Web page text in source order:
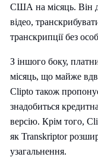
США на місяць. Він
відео,
транскрипції без
З іншого боку,
місяць, що майже
Clipto також
знадобиться
версію. Крім того,
як Transkriptor
узагальнення.